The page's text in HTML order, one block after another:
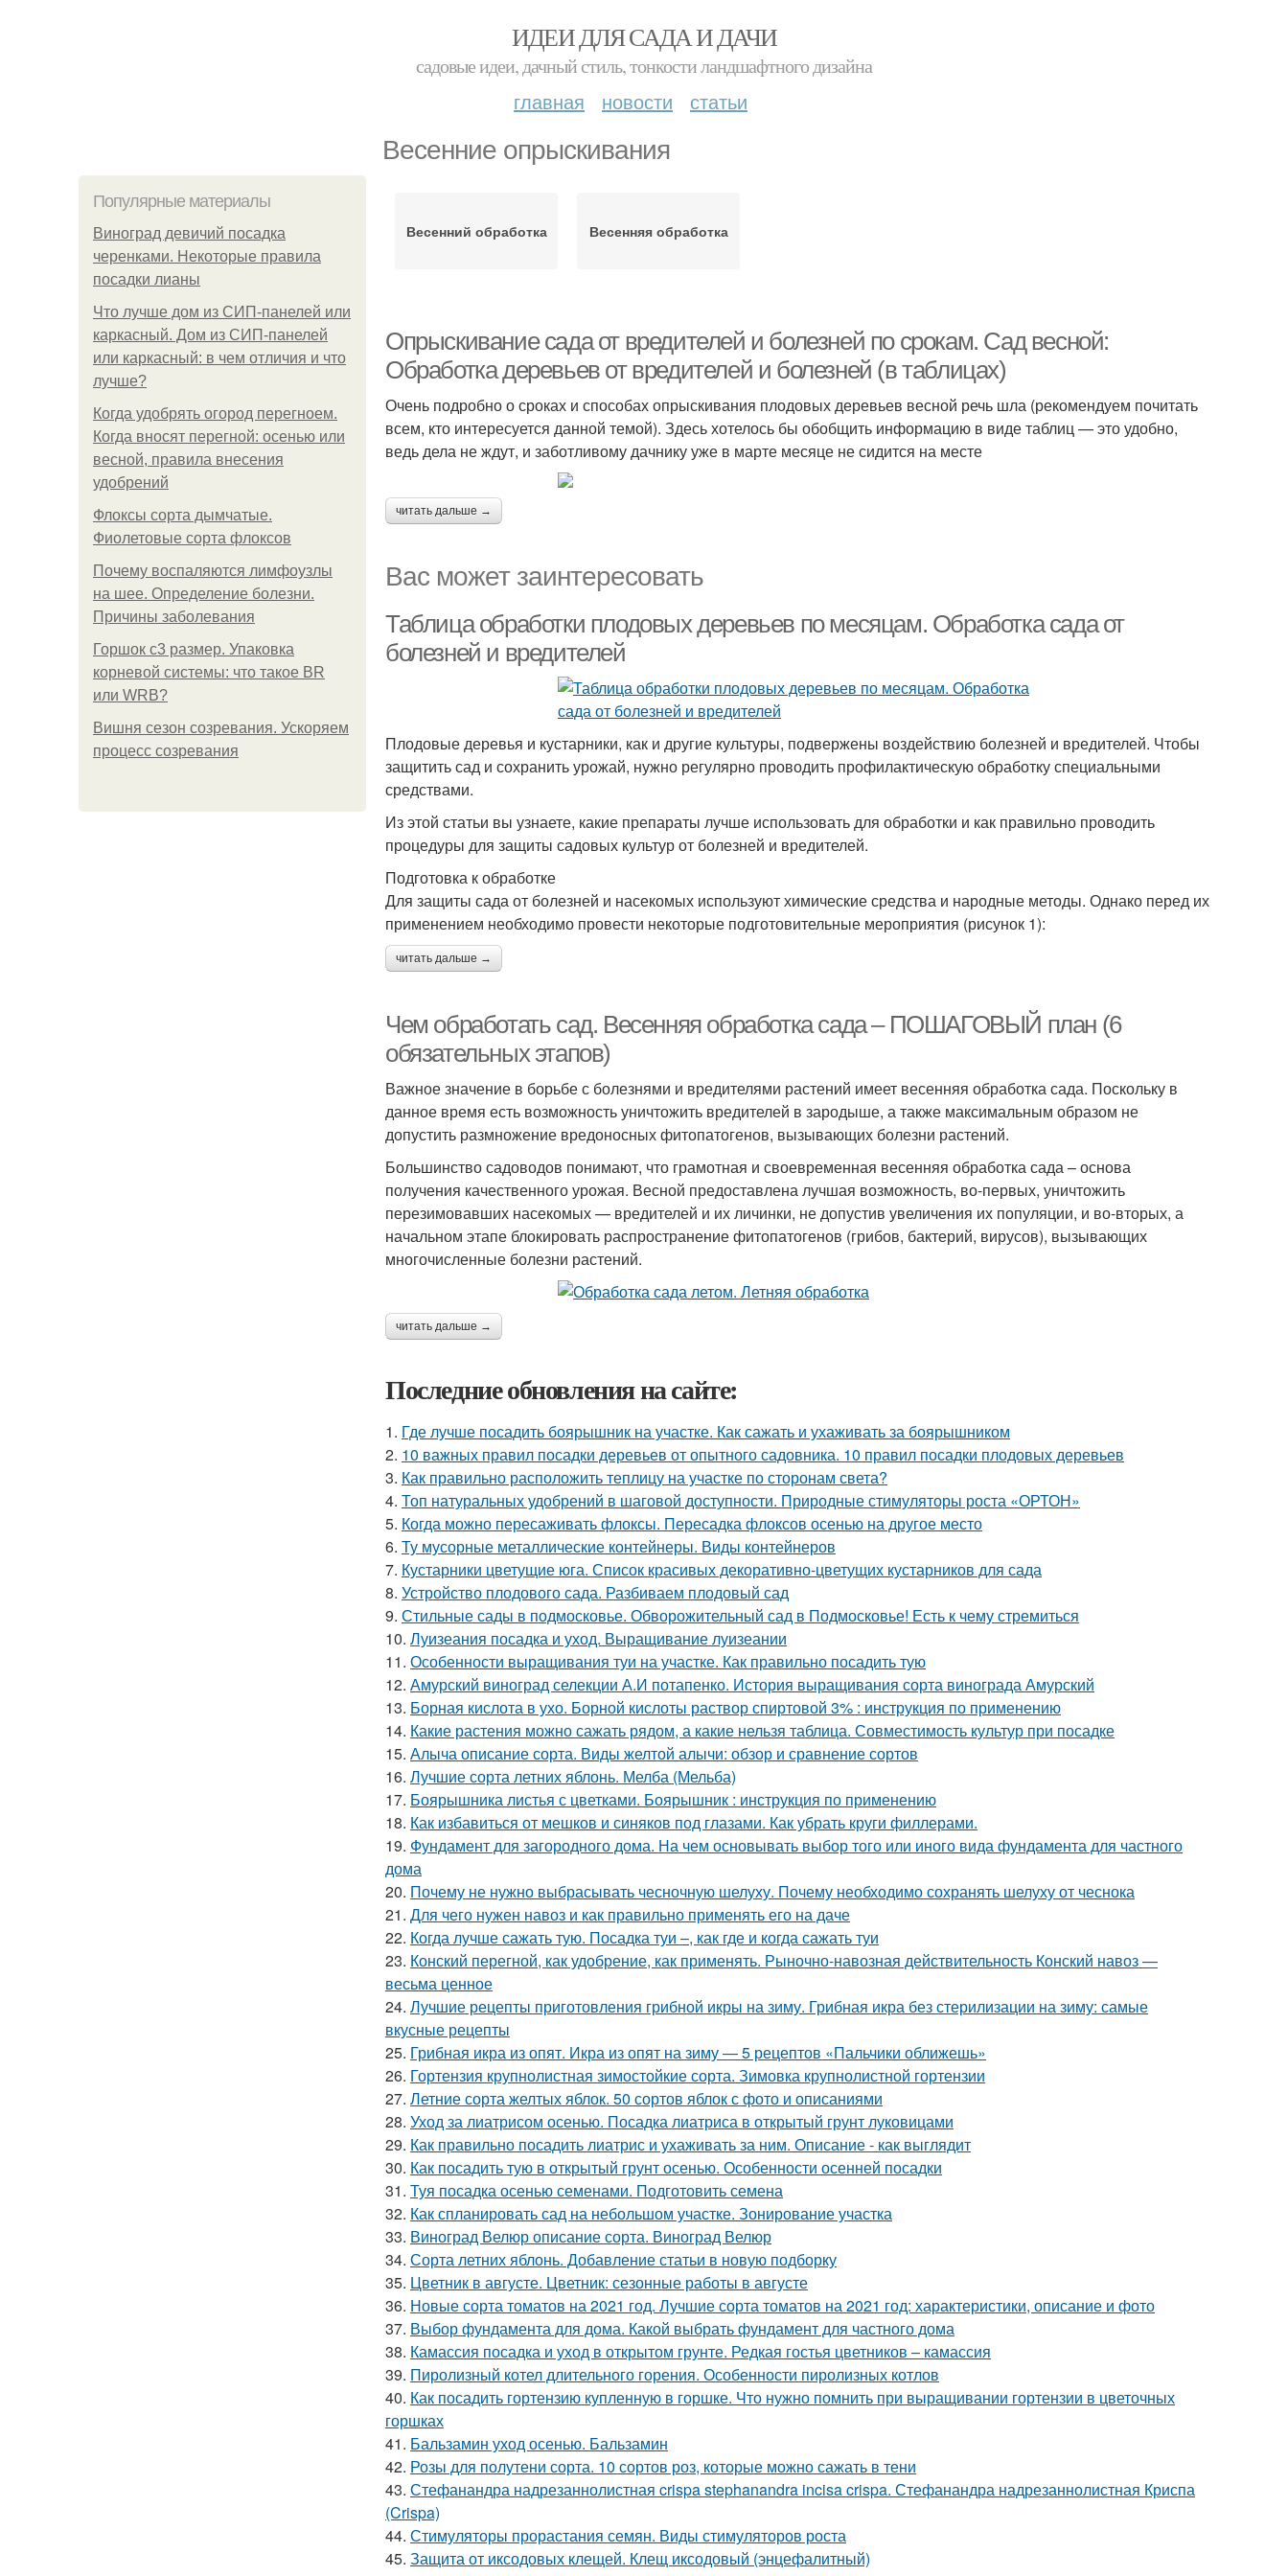
ИДЕИ ДЛЯ САДА И ДАЧИ
садовые идеи, дачный стиль, тонкости ландшафтного дизайна
главная новости статьи
Весенние опрыскивания
Популярные материалы
Виноград девичий посадка
черенками. Некоторые правила
посадки лианы
Что лучше дом из СИП-панелей или
каркасный. Дом из СИП-панелей
или каркасный: в чем отличия и что
лучше?
Когда удобрять огород перегноем.
Когда вносят перегной: осенью или
весной, правила внесения
удобрений
Флоксы сорта дымчатые.
Фиолетовые сорта флоксов
Почему воспаляются лимфоузлы
на шее. Определение болезни.
Причины заболевания
Горшок с3 размер. Упаковка
корневой системы: что такое BR
или WRB?
Вишня сезон созревания. Ускоряем
процесс созревания
Весенний обработка Весенняя обработка
Опрыскивание сада от вредителей и болезней по срокам. Сад весной:
Обработка деревьев от вредителей и болезней (в таблицах)
Очень подробно о сроках и способах опрыскивания плодовых деревьев весной речь шла (рекомендуем почитать
всем, кто интересуется данной темой). Здесь хотелось бы обобщить информацию в виде таблиц — это удобно,
ведь дела не ждут, и заботливому дачнику уже в марте месяце не сидится на месте
читать дальше →
Вас может заинтересовать
Таблица обработки плодовых деревьев по месяцам. Обработка сада от
болезней и вредителей
Плодовые деревья и кустарники, как и другие культуры, подвержены воздействию болезней и вредителей. Чтобы
защитить сад и сохранить урожай, нужно регулярно проводить профилактическую обработку специальными
средствами.
Из этой статьи вы узнаете, какие препараты лучше использовать для обработки и как правильно проводить
процедуры для защиты садовых культур от болезней и вредителей.
Подготовка к обработке
Для защиты сада от болезней и насекомых используют химические средства и народные методы. Однако перед их
применением необходимо провести некоторые подготовительные мероприятия (рисунок 1):
читать дальше →
Чем обработать сад. Весенняя обработка сада – ПОШАГОВЫЙ план (6
обязательных этапов)
Важное значение в борьбе с болезнями и вредителями растений имеет весенняя обработка сада. Поскольку в
данное время есть возможность уничтожить вредителей в зародыше, а также максимальным образом не
допустить размножение вредоносных фитопатогенов, вызывающих болезни растений.
Большинство садоводов понимают, что грамотная и своевременная весенняя обработка сада – основа
получения качественного урожая. Весной предоставлена лучшая возможность, во-первых, уничтожить
перезимовавших насекомых — вредителей и их личинки, не допустив увеличения их популяции, и во-вторых, а
начальном этапе блокировать распространение фитопатогенов (грибов, бактерий, вирусов), вызывающих
многочисленные болезни растений.
читать дальше →
Последние обновления на сайте:
1. Где лучше посадить боярышник на участке. Как сажать и ухаживать за боярышником
2. 10 важных правил посадки деревьев от опытного садовника. 10 правил посадки плодовых деревьев
3. Как правильно расположить теплицу на участке по сторонам света?
4. Топ натуральных удобрений в шаговой доступности. Природные стимуляторы роста «ОРТОН»
5. Когда можно пересаживать флоксы. Пересадка флоксов осенью на другое место
6. Ту мусорные металлические контейнеры. Виды контейнеров
7. Кустарники цветущие юга. Список красивых декоративно-цветущих кустарников для сада
8. Устройство плодового сада. Разбиваем плодовый сад
9. Стильные сады в подмосковье. Обворожительный сад в Подмосковье! Есть к чему стремиться
10. Луизеания посадка и уход. Выращивание луизеании
11. Особенности выращивания туи на участке. Как правильно посадить тую
12. Амурский виноград селекции А.И потапенко. История выращивания сорта винограда Амурский
13. Борная кислота в ухо. Борной кислоты раствор спиртовой 3% : инструкция по применению
14. Какие растения можно сажать рядом, а какие нельзя таблица. Совместимость культур при посадке
15. Алыча описание сорта. Виды желтой алычи: обзор и сравнение сортов
16. Лучшие сорта летних яблонь. Мелба (Мельба)
17. Боярышника листья с цветками. Боярышник : инструкция по применению
18. Как избавиться от мешков и синяков под глазами. Как убрать круги филлерами.
19. Фундамент для загородного дома. На чем основывать выбор того или иного вида фундамента для частного
дома
20. Почему не нужно выбрасывать чесночную шелуху. Почему необходимо сохранять шелуху от чеснока
21. Для чего нужен навоз и как правильно применять его на даче
22. Когда лучше сажать тую. Посадка туи –, как где и когда сажать туи
23. Конский перегной, как удобрение, как применять. Рыночно-навозная действительность Конский навоз —
весьма ценное
24. Лучшие рецепты приготовления грибной икры на зиму. Грибная икра без стерилизации на зиму: самые
вкусные рецепты
25. Грибная икра из опят. Икра из опят на зиму — 5 рецептов «Пальчики оближешь»
26. Гортензия крупнолистная зимостойкие сорта. Зимовка крупнолистной гортензии
27. Летние сорта желтых яблок. 50 сортов яблок с фото и описаниями
28. Уход за лиатрисом осенью. Посадка лиатриса в открытый грунт луковицами
29. Как правильно посадить лиатрис и ухаживать за ним. Описание - как выглядит
30. Как посадить тую в открытый грунт осенью. Особенности осенней посадки
31. Туя посадка осенью семенами. Подготовить семена
32. Как спланировать сад на небольшом участке. Зонирование участка
33. Виноград Велюр описание сорта. Виноград Велюр
34. Сорта летних яблонь. Добавление статьи в новую подборку
35. Цветник в августе. Цветник: сезонные работы в августе
36. Новые сорта томатов на 2021 год. Лучшие сорта томатов на 2021 год: характеристики, описание и фото
37. Выбор фундамента для дома. Какой выбрать фундамент для частного дома
38. Камассия посадка и уход в открытом грунте. Редкая гостья цветников – камассия
39. Пиролизный котел длительного горения. Особенности пиролизных котлов
40. Как посадить гортензию купленную в горшке. Что нужно помнить при выращивании гортензии в цветочных
горшках
41. Бальзамин уход осенью. Бальзамин
42. Розы для полутени сорта. 10 сортов роз, которые можно сажать в тени
43. Стефанандра надрезаннолистная crispa stephanandra incisa crispa. Стефанандра надрезаннолистная Криспа
(Crispa)
44. Стимуляторы прорастания семян. Виды стимуляторов роста
45. Защита от иксодовых клещей. Клещ иксодовый (энцефалитный)